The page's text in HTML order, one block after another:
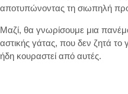
αποτυπώνοντας τη σιωπηλή
Μαζί, θα γνωρίσουμε μια
αστικής γάτας, που δεν ζητά το
ήδη κουραστεί από αυτές.